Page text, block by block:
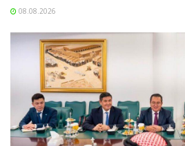
08.08.2026